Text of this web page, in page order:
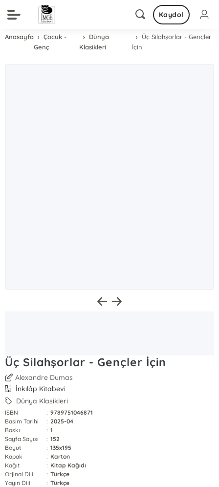
Kaydol
Anasayfa
Çocuk -
Genç
Dünya
Klasikleri
Üç Silahşorlar - Gençler
İçin
Üç Silahşorlar - Gençler İçin
Alexandre Dumas
İnkılâp Kitabevi
Dünya Klasikleri
ISBN : 9789751046871
Basım Tarihi
: 2025-04
Baskı
: 1
Sayfa Sayısı
: 152
Boyut
: 135x195
Kapak
: Karton
Kağıt
: Kitap Kağıdı
Orjinal Dili
: Türkçe
Yayın Dili
: Türkçe